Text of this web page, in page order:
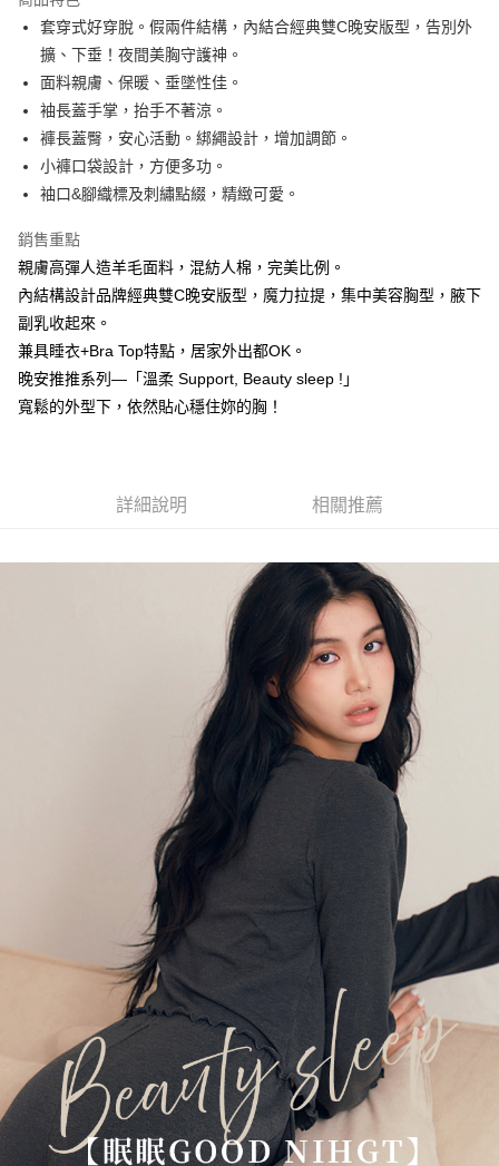
合作金庫商業銀行
華南商業銀行
彰化商業銀行
上海商業儲蓄銀行
國泰世華商業銀行
臺灣中小企業銀行
匯豐（台灣）商業銀行
華泰商業銀行
聯邦商業銀行
遠東國際商業銀行
元大商業銀行
玉山商業銀行
星展（台灣）商業銀行
台灣樂天信用卡公司
6 期 0 利率 每期
華南商業銀行
上海商業儲蓄銀行
國泰世華商業銀行
臺灣中小企業銀行
台中商業銀行
匯豐（台灣）商業銀行
聯邦商業銀行
遠東國際商業銀行
元大商業銀行
永豐商業銀行
玉山商業銀行
台灣樂天信用卡公司
超商取貨付款
LINE Pay
Apple Pay
街口支付
【大哥付你分期使用說明】
1.本服務由台灣大哥大提供，台灣大哥大用戶可立即使用無須另外申請。
2.付款方式選擇「大哥付你分期」，訂單成立後會自動跳轉到大哥付的交易
流程，驗證手機門號後，選擇欲分期的期數、繳款截止日，確認付款後即完
成交易。
3.實際核准額度、可分期數及費用金額請依後續交易確認頁面所載為準。
1.分期款項不併入電信帳單，「大哥付你分期」於每月結算日後寄送繳費提
帳／街口支付／iPASS MONEY」等通路繳費。
1.本服務係由「台灣大哥大股份有限公司」（以下簡稱本公司）所提供，讓
用戶於交易時，得透過本服務購買商品或服務，並由商店將買賣／分期付款
買賣價金債權讓與本公司後，依約使用本公司帳單繳交帳款。
2.基於同意付款使用「大哥付你分期」之契約關係目的，商店將以您的個人
資料（包含姓名、電話或地址）提供予台灣大哥大進項蒐集、處理及利用，
由本公司與您本人進行分期帳單所需資料之確認、核對及更正。
3.完整用戶服務條款，請詳閱以下連結：
https://oppay.tw/userRule
AFTEE先享後付
相關說明
【關於「AFTEE先享後付」】
AFTEE先享後付是「在收到商品之後才付款」的支付方式。 讓您購物簡單
便利好安心！
【「AFTEE先享後付」結帳流程】
２．訂單成立數日內，您將收到繳費通知簡訊。
３．收到繳費通知簡訊後14天內，點擊此簡訊中的連結，可透過四大超商／
ATM／網路銀行／等多元方式進行付款，方視為交易完成。
※ 請注意：結帳手續完成當下不需立刻繳費，但若您需要取消訂單，請聯絡
購買商品的店家。未經商家同意取消之訂單仍視為有效，需透過AFTEE先享
※ 交易是否成功請以「AFTEE先享後付 」之結帳頁面顯示為準，若有關於
是否繳費成功／繳費後需取消欲退款等相關疑問，請聯繫「AFTEE先享後付
https://netprotections.freshdesk.com/support/home
１．透過由恩沛科技股份有限公司提供之「AFTEE先享後付」服務完成之交
易，需依本服務之必要範圍內提供個人資料，並將交易相關給付款項請求債
權轉讓予恩沛科技股份有限公司。
２．關於個人資料處理事宜，請瀏覽以下網址：
https://aftee.tw/terms/#terms3
３．未成年的使用者請事先徵得法定代理人或監護人之同意方可使用
「AFTEE先享後付」，若未經同意申辦者引起之損失，本公司不負相關責
４．使用「AFTEE先享後付」時，將依據個別帳號之用戶狀況，依本公司即
時審查核予不同之上限額度；若仍有額度不足之情形，本公司將視審查結果
請求用戶進行身份認證。
５．嚴禁一人註冊多個帳號或使用他人資訊註冊。若發現惡意使用之情形，
恩沛科技股份有限公司將有權停止該用戶之使用額度並採取法律行動。
全家貨到付款 約3~5天到貨，實際出貨依照配送狀態為主。※
每筆NT$70，滿NT$1,000(含以上)免運費
付款後全家取貨 約3~5天到貨，實際出貨依照配送狀態為主。
每筆NT$70，滿NT$699(含以上)免運費
7-11貨到付款 約3~5天到貨，實際出貨依照配送狀態為主。※
每筆NT$70，滿NT$1,000(含以上)免運費
付款後7-11取貨 約3~5天到貨，實際出貨依照配送狀態為主。
每筆NT$70，滿NT$1,000(含以上)免運費
宅配出貨 約3~5天到貨，實際出貨依照配送狀態為主。※國定假日
每筆NT$90，滿NT$1,000(含以上)免運費
付款後門市自取約3~7天到貨，僅限本人攜帶身分證領取 ※星期六
及星期日將延後出貨
免運費
套穿式好穿脫。假兩件結構，內結合經典雙C晚安版型，告別外
擴、下垂！夜間美胸守護神。​
面料親膚、保暖、垂墜性佳。
袖長蓋手掌，抬手不著涼。
褲長蓋臀，安心活動。綁繩設計，增加調節。
小褲口袋設計，方便多功。
袖口&腳織標及刺繡點綴，精緻可愛。
銷售重點
親膚高彈人造羊毛面料，混紡人棉，完美比例。
內結構設計品牌經典雙C晚安版型，魔力拉提，集中美容胸型，腋下
副乳收起來。
兼具睡衣+Bra Top特點，居家外出都OK​。
晚安推推系列—「溫柔 Support, Beauty sleep !」
寬鬆的外型下，依然貼心穩住妳的胸！
詳細說明 相關推薦